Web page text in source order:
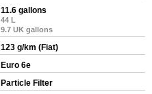
11.6 gallons
44 L
9.7 UK gallons
123 g/km (Fiat)
Euro 6e
Particle Filter